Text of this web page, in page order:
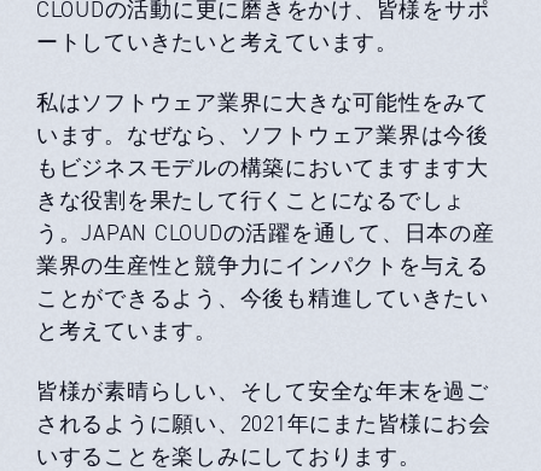
CLOUDの活動に更に磨きをかけ、皆様をサポ
ートしていきたいと考えています。
私はソフトウェア業界に大きな可能性をみて
います。なぜなら、ソフトウェア業界は今後
もビジネスモデルの構築においてますます大
きな役割を果たして行くことになるでしょ
う。JAPAN CLOUDの活躍を通して、日本の産
業界の生産性と競争力にインパクトを与える
ことができるよう、今後も精進していきたい
と考えています。
皆様が素晴らしい、そして安全な年末を過ご
されるように願い、2021年にまた皆様にお会
いすることを楽しみにしております。